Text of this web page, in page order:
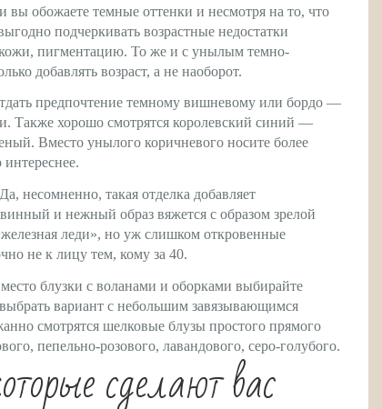
вы обожаете темные оттенки и несмотря на то, что
подчеркивать возрастные недостатки
пигментацию. То же и с унылым темно-
добавлять возраст, а не наоборот.
предпочтение темному вишневому или бордо —
Также хорошо смотрятся королевский синий —
Вместо унылого коричневого носите более
несомненно, такая отделка добавляет
и нежный образ вяжется с образом зрелой
леди», но уж слишком откровенные
не к лицу тем, кому за 40.
блузки с воланами и оборками выбирайте
вариант с небольшим завязывающимся
смотрятся шелковые блузы простого прямого
пепельно-розового, лавандового, серо-голубого.
сделают вас